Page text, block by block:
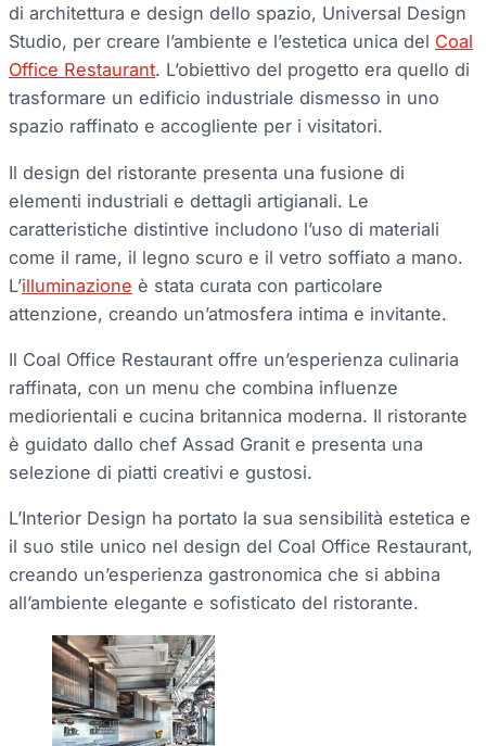
di architettura e design dello spazio, Universal Design
Studio, per creare l’ambiente e l’estetica unica del Coal
Office Restaurant. L’obiettivo del progetto era quello di
trasformare un edificio industriale dismesso in uno
spazio raffinato e accogliente per i visitatori.
Il design del ristorante presenta una fusione di
elementi industriali e dettagli artigianali. Le
caratteristiche distintive includono l’uso di materiali
come il rame, il legno scuro e il vetro soffiato a mano.
L’illuminazione è stata curata con particolare
attenzione, creando un’atmosfera intima e invitante.
Il Coal Office Restaurant offre un’esperienza culinaria
raffinata, con un menu che combina influenze
mediorientali e cucina britannica moderna. Il ristorante
è guidato dallo chef Assad Granit e presenta una
selezione di piatti creativi e gustosi.
L’Interior Design ha portato la sua sensibilità estetica e
il suo stile unico nel design del Coal Office Restaurant,
creando un’esperienza gastronomica che si abbina
all’ambiente elegante e sofisticato del ristorante.